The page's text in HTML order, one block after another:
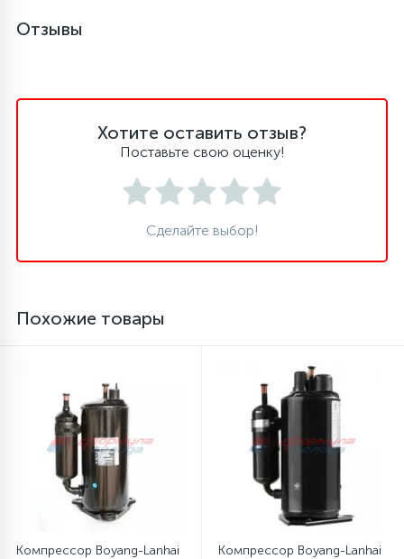
5
Суппорты (ступицы)
Улитки помп
Шкивы барабана
Шланги залива
Отзывы
Хотите оставить отзыв?
Поставьте свою оценку!
Сделайте выбор!
Похожие товары
Компрессор Boyang-Lanhai
Компрессор Boyang-Lanhai